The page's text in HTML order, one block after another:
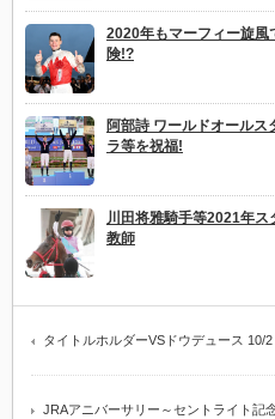
2020年もマーフィー旋風
険!?
阿部詩 ワールドオールス
ラ等を祝福!
川田将雅騎手等2021年
教師
タイトルホルダーVSドウデュース 10/
JRAアニバーサリー～セントライト記